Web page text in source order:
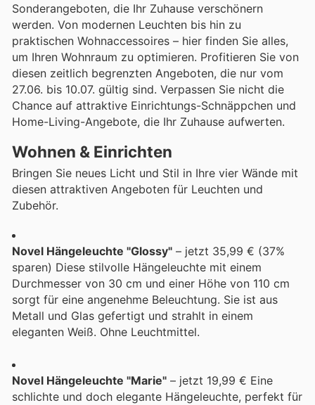
Sonderangeboten, die Ihr Zuhause verschönern
werden. Von modernen Leuchten bis hin zu
praktischen Wohnaccessoires – hier finden Sie alles,
um Ihren Wohnraum zu optimieren. Profitieren Sie von
diesen zeitlich begrenzten Angeboten, die nur vom
27.06. bis 10.07. gültig sind. Verpassen Sie nicht die
Chance auf attraktive Einrichtungs-Schnäppchen und
Home-Living-Angebote, die Ihr Zuhause aufwerten.
Wohnen & Einrichten
Bringen Sie neues Licht und Stil in Ihre vier Wände mit
diesen attraktiven Angeboten für Leuchten und
Zubehör.
Novel Hängeleuchte "Glossy" – jetzt 35,99 € (37%
sparen) Diese stilvolle Hängeleuchte mit einem
Durchmesser von 30 cm und einer Höhe von 110 cm
sorgt für eine angenehme Beleuchtung. Sie ist aus
Metall und Glas gefertigt und strahlt in einem
eleganten Weiß. Ohne Leuchtmittel.
Novel Hängeleuchte "Marie" – jetzt 19,99 € Eine
schlichte und doch elegante Hängeleuchte, perfekt für